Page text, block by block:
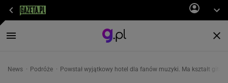
News Podróże Powstał wyjątkowy hotel dla fanów muzyki. Ma kształt